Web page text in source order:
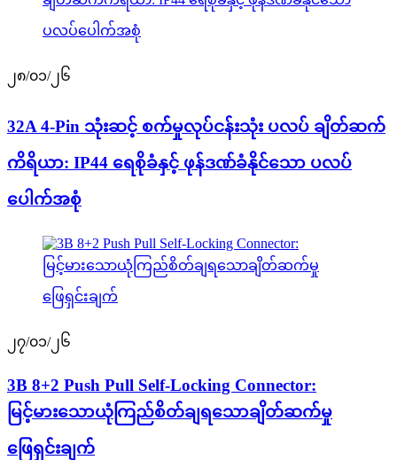
၂၈/၀၁/၂၆
32A 4-Pin သုံးဆင့် စက်မှုလုပ်ငန်းသုံး ပလပ် ချိတ်ဆက်
ကိရိယာ: IP44 ရေစိုခံနှင့် ဖုန်ဒဏ်ခံနိုင်သော ပလပ်
ပေါက်အစုံ
၂၇/၀၁/၂၆
3B 8+2 Push Pull Self-Locking Connector:
မြင့်မားသောယုံကြည်စိတ်ချရသောချိတ်ဆက်မှု
ဖြေရှင်းချက်